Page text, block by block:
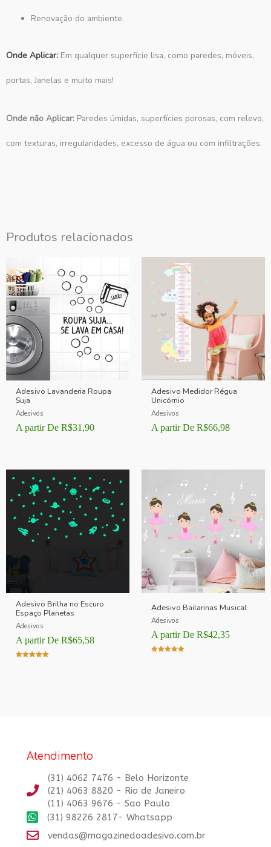
Renovação do ambiente.
Onde Aplicar: Em qualquer superfície lisa, como paredes, móveis,
portas, Janelas e muito mais!
Onde não Aplicar: Paredes úmidas, superfícies porosas, com relevo,
com texturas, irregularidades, excesso de água ou com infiltrações.
Produtos relacionados
Adesivo Lavanderia Roupa
Suja
Adesivos
A partir De R$31,90
Adesivo Medidor Régua
Unicórnio
Adesivos
A partir De R$66,98
Adesivo Brilha no Escuro
Espaço Planetas
Adesivos
A partir De R$65,58
Adesivo Bailarinas Musical
Adesivos
A partir De R$42,35
Atendimento
(31) 4062 7476 - Belo Horizonte
(21) 4063 8820 - Rio de Janeiro
(11) 4063 9676 - Sao Paulo
(31) 98226 2817- Whatsapp
vendas@magazinedoadesivo.com.br